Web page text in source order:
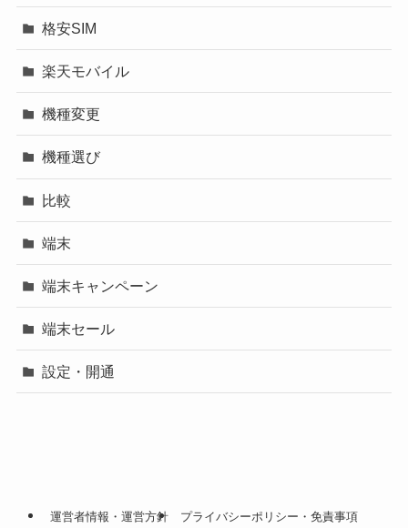
格安SIM
楽天モバイル
機種変更
機種選び
比較
端末
端末キャンペーン
端末セール
設定・開通
運営者情報・運営方針 プライバシーポリシー・免責事項